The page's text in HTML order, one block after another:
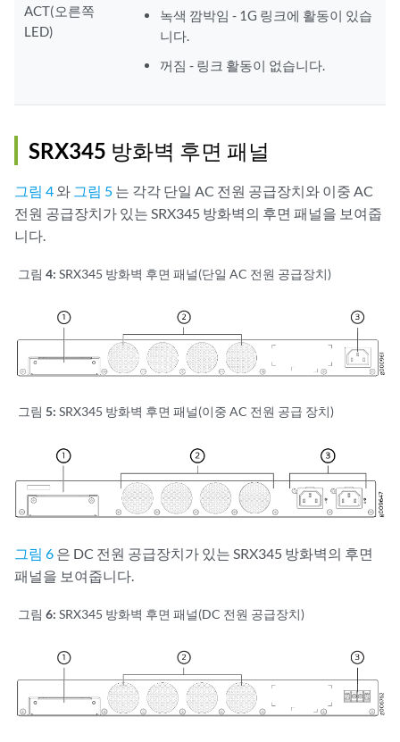
ACT(오른쪽
LED)
녹색 깜박임 - 1G 링크에 활동이 있습
니다.
꺼짐 - 링크 활동이 없습니다.
SRX345 방화벽 후면 패널
그림 4 와 그림 5 는 각각 단일 AC 전원 공급장치와 이중 AC
전원 공급장치가 있는 SRX345 방화벽의 후면 패널을 보여줍
니다.
그림 4: SRX345 방화벽 후면 패널(단일 AC 전원 공급장치)
그림 5: SRX345 방화벽 후면 패널(이중 AC 전원 공급 장치)
그림 6 은 DC 전원 공급장치가 있는 SRX345 방화벽의 후면
패널을 보여줍니다.
그림 6: SRX345 방화벽 후면 패널(DC 전원 공급장치)